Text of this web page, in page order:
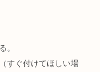
。
すぐ付けてほしい場